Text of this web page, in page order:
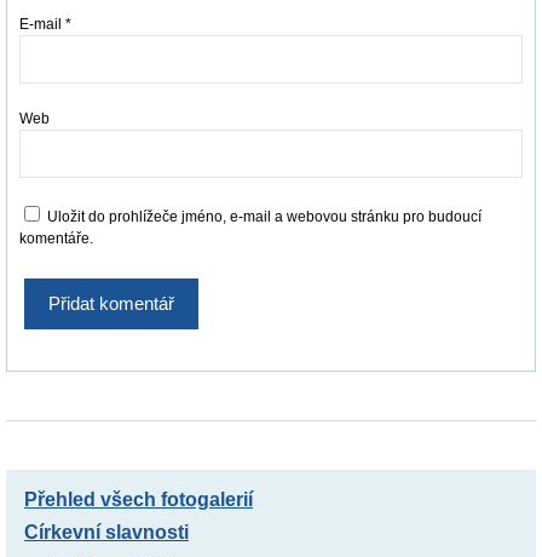
E-mail *
Web
Uložit do prohlížeče jméno, e-mail a webovou stránku pro budoucí
komentáře.
Přehled všech fotogalerií
Církevní slavnosti